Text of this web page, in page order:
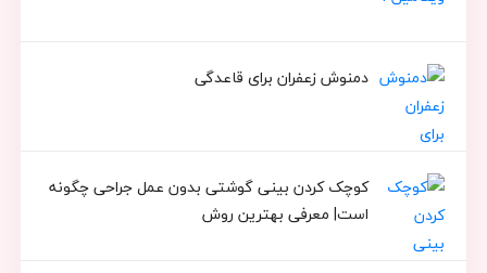
دمنوش زعفران برای قاعدگی
کوچک کردن بینی گوشتی بدون عمل جراحی چگونه
است| معرفی بهترین روش